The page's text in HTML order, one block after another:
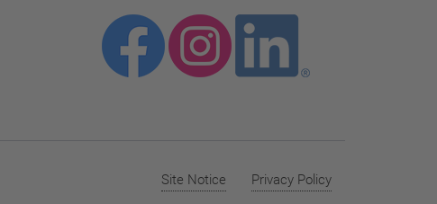
Site Notice Privacy Policy